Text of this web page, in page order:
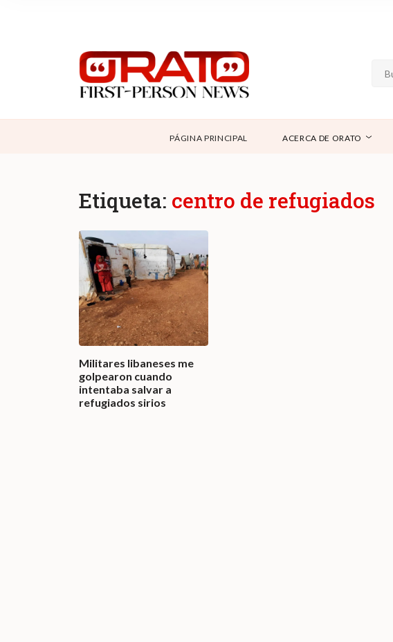
SUPPORT
CONTÁCTANOS
PÁGINA PRINCIPAL ACERCA DE ORATO
Etiqueta: centro de refugiados
Militares libaneses me
golpearon cuando
intentaba salvar a
refugiados sirios